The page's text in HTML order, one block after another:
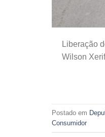
Liberação
Wilson
Postado em
Consumidor